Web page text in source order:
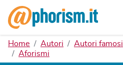
Home Autori Autori famosi
Aforismi